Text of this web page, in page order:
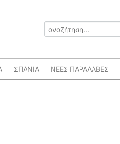
ΣΠΑΝΙΑ ΝΕΕΣ ΠΑΡΑΛΑΒΕΣ